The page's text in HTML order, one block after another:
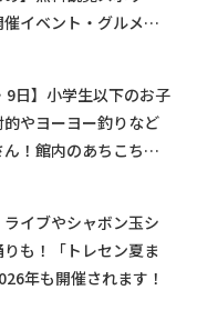
催イベント・グルメマ
9日】小学生以下のお子
やヨーヨー釣りなど
！館内のあちこちに
ライブやシャボン玉シ
も！「トレセン夏ま
年も開催されます！